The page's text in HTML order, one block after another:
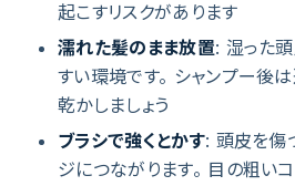
起こすリスクがあります
濡れた髪のまま放置: 湿った
すい環境です。 シャンプー後
乾かしましょう
ブラシで強くとかす: 頭皮を傷
ジにつながります。 目の粗い